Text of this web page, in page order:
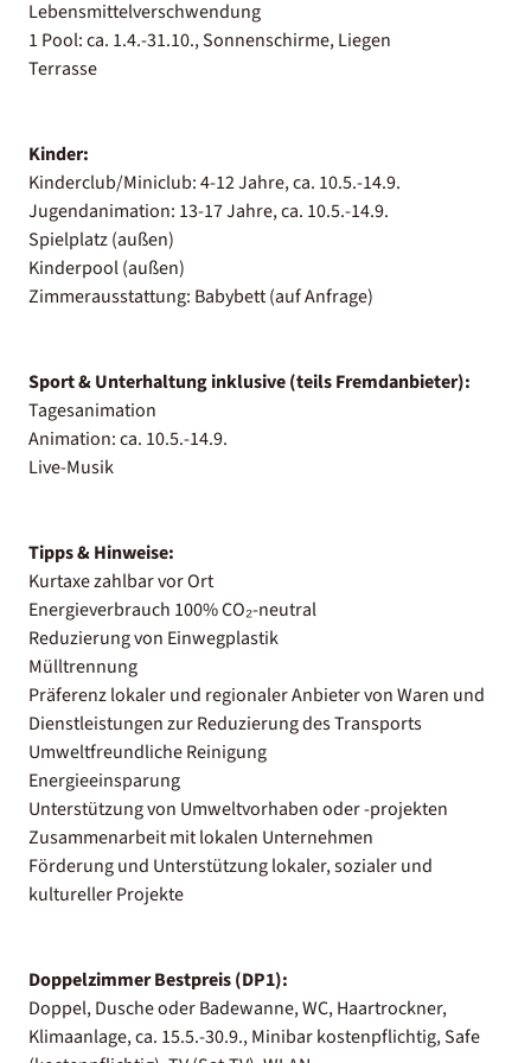
Lebensmittelverschwendung
1 Pool: ca. 1.4.-31.10., Sonnenschirme, Liegen
Terrasse
Kinder:
Kinderclub/Miniclub: 4-12 Jahre, ca. 10.5.-14.9.
Jugendanimation: 13-17 Jahre, ca. 10.5.-14.9.
Spielplatz (außen)
Kinderpool (außen)
Zimmerausstattung: Babybett (auf Anfrage)
Sport & Unterhaltung inklusive (teils Fremdanbieter):
Tagesanimation
Animation: ca. 10.5.-14.9.
Live-Musik
Tipps & Hinweise:
Kurtaxe zahlbar vor Ort
Energieverbrauch 100% CO₂-neutral
Reduzierung von Einwegplastik
Mülltrennung
Präferenz lokaler und regionaler Anbieter von Waren und
Dienstleistungen zur Reduzierung des Transports
Umweltfreundliche Reinigung
Energieeinsparung
Unterstützung von Umweltvorhaben oder -projekten
Zusammenarbeit mit lokalen Unternehmen
Förderung und Unterstützung lokaler, sozialer und
kultureller Projekte
Doppelzimmer Bestpreis (DP1):
Doppel, Dusche oder Badewanne, WC, Haartrockner,
Klimaanlage, ca. 15.5.-30.9., Minibar kostenpflichtig, Safe